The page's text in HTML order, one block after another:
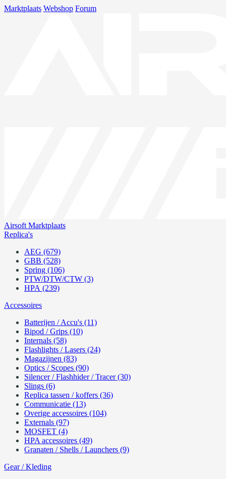
Marktplaats Webshop Forum
Airsoft Marktplaats
Replica's
AEG (679)
GBB (528)
Spring (106)
PTW/DTW/CTW (3)
HPA (239)
Accessoires
Batterijen / Accu's (11)
Bipod / Grips (10)
Internals (58)
Flashlights / Lasers (24)
Magazijnen (83)
Optics / Scopes (90)
Silencer / Flashhider / Tracer (30)
Slings (6)
Replica tassen / koffers (36)
Communicatie (13)
Overige accessoires (104)
Externals (97)
MOSFET (4)
HPA accessoires (49)
Granaten / Shells / Launchers (9)
Gear / Kleding